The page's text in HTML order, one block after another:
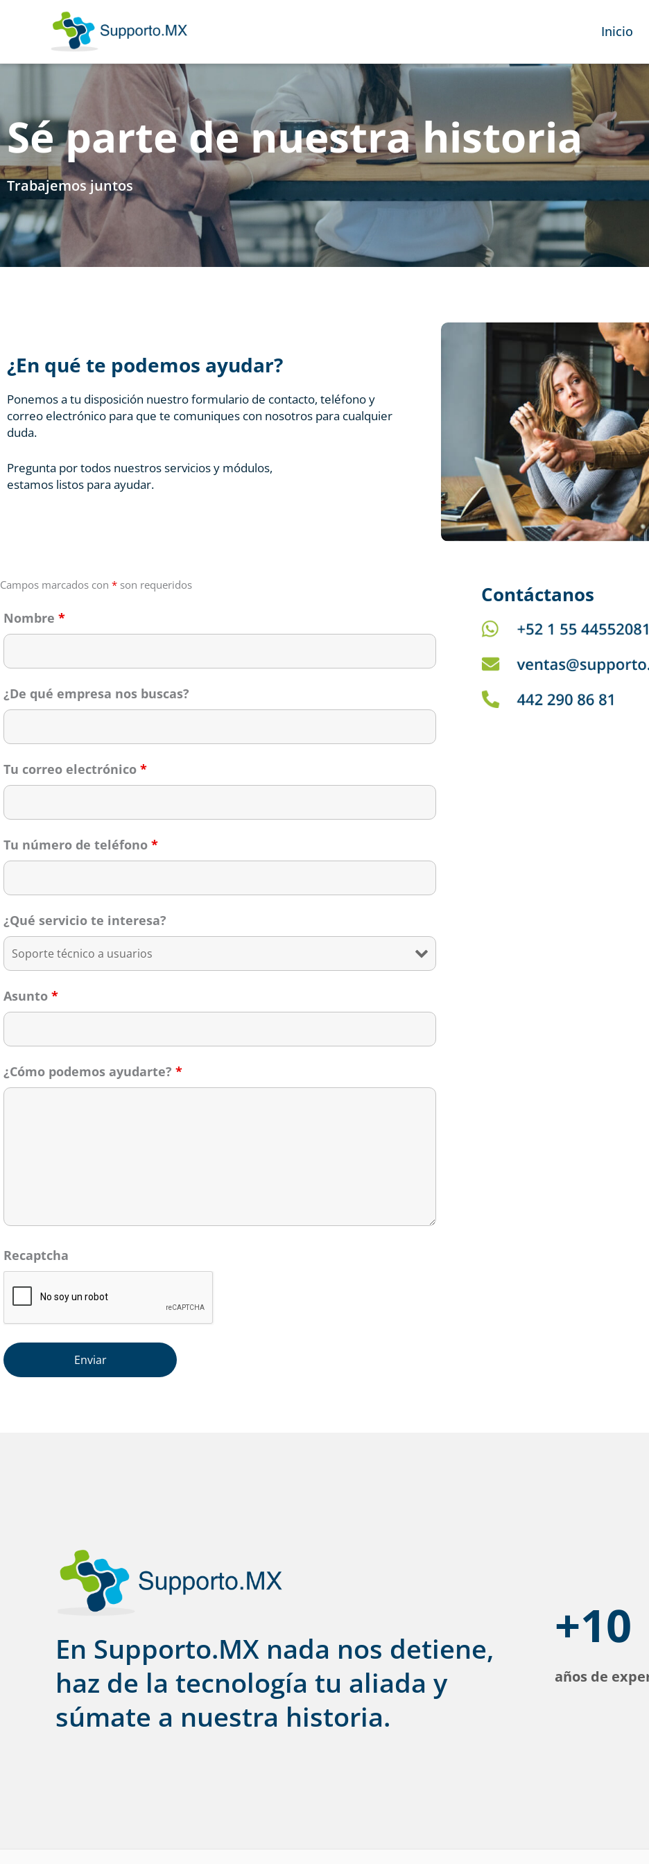
Inicio
Sé parte de nuestra historia
Trabajemos juntos
¿En qué te podemos ayudar?
Ponemos a tu disposición nuestro formulario de contacto, teléfono y
correo electrónico para que te comuniques con nosotros para cualquier
duda.
Pregunta por todos nuestros servicios y módulos,
estamos listos para ayudar.
Campos marcados con * son requeridos
Nombre *
¿De qué empresa nos buscas?
Tu correo electrónico *
Tu número de teléfono *
¿Qué servicio te interesa?
Asunto *
¿Cómo podemos ayudarte? *
Recaptcha
Contáctanos
En Supporto.MX nada nos detiene,
haz de la tecnología tu aliada y
súmate a nuestra historia.
+10
años de